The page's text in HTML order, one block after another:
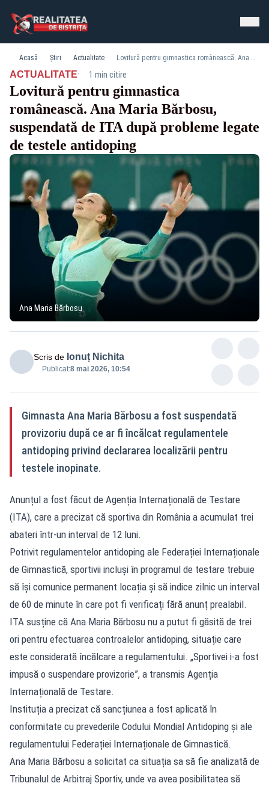
Acasă Știri Actualitate Lovitură pentru gimnastica românească. Ana Maria Bărbosu, suspendată de ITA după probleme legate de testele antidoping
ACTUALITATE· 1 min citire
Lovitură pentru gimnastica
românească. Ana Maria Bărbosu,
suspendată de ITA după probleme legate
de testele antidoping
Ana Maria Bărbosu
Scris de Ionuț Nichita
Publicat:8 mai 2026, 10:54
Gimnasta Ana Maria Bărbosu a fost suspendată
provizoriu după ce ar fi încălcat regulamentele
antidoping privind declararea localizării pentru
testele inopinate.
Anunțul a fost făcut de Agenția Internațională de Testare
(ITA), care a precizat că sportiva din România a acumulat trei
abateri într-un interval de 12 luni.
Potrivit regulamentelor antidoping ale Federației Internaționale
de Gimnastică, sportivii incluși în programul de testare trebuie
să își comunice permanent locația și să indice zilnic un interval
de 60 de minute în care pot fi verificați fără anunț prealabil.
ITA susține că Ana Maria Bărbosu nu a putut fi găsită de trei
ori pentru efectuarea controalelor antidoping, situație care
este considerată încălcare a regulamentului. „Sportivei i-a fost
impusă o suspendare provizorie”, a transmis Agenția
Internațională de Testare.
Instituția a precizat că sancțiunea a fost aplicată în
conformitate cu prevederile Codului Mondial Antidoping și ale
regulamentului Federației Internaționale de Gimnastică.
Ana Maria Bărbosu a solicitat ca situația sa să fie analizată de
Tribunalul de Arbitraj Sportiv, unde va avea posibilitatea să